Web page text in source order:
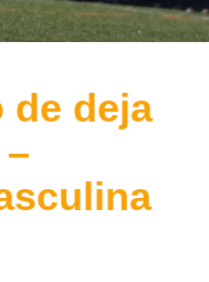
de deja